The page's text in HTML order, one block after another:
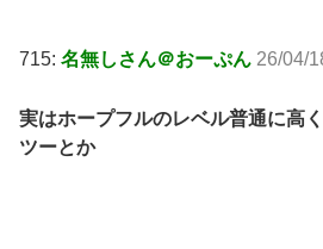
715: 名無しさん＠おーぷん 26/04/
実はホープフルのレベル普通に高
ツーとか